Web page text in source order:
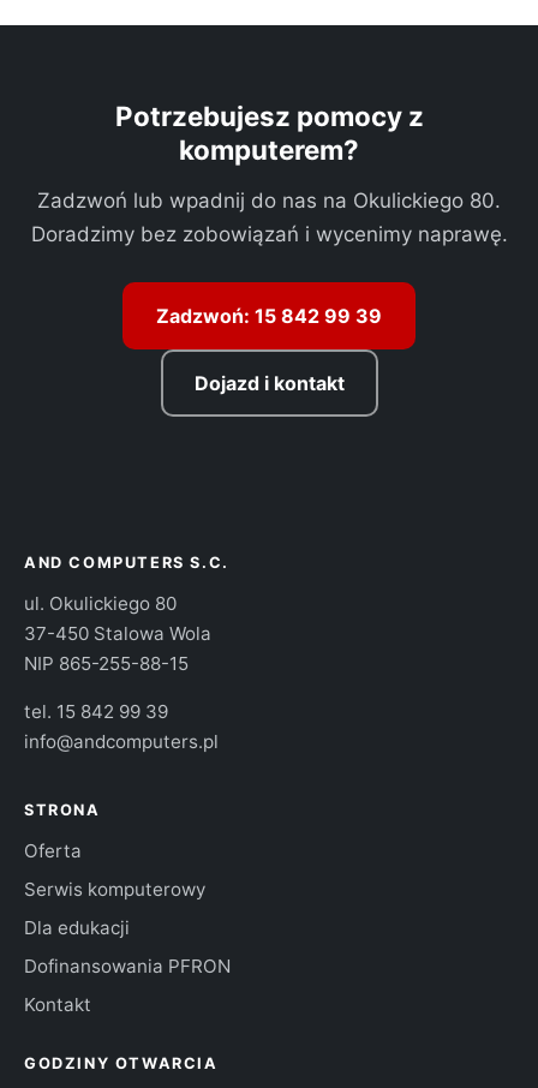
Potrzebujesz pomocy z
komputerem?
Zadzwoń lub wpadnij do nas na Okulickiego 80.
Doradzimy bez zobowiązań i wycenimy naprawę.
Zadzwoń: 15 842 99 39
Dojazd i kontakt
AND COMPUTERS S.C.
ul. Okulickiego 80
37-450 Stalowa Wola
NIP 865-255-88-15
tel. 15 842 99 39
info@andcomputers.pl
STRONA
Oferta
Serwis komputerowy
Dla edukacji
Dofinansowania PFRON
Kontakt
GODZINY OTWARCIA